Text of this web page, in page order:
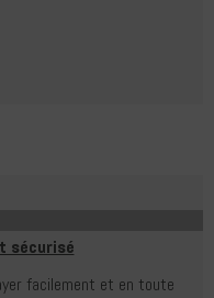
sécurisé
facilement et en toute